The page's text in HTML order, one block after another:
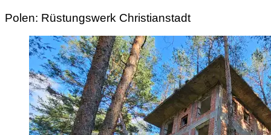
Polen: Rüstungswerk Christianstadt